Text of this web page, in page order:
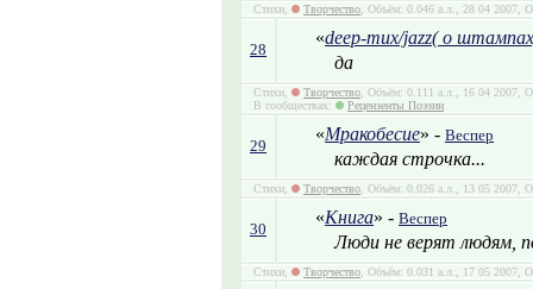
Стихи, Творчество , Объём: 0.046 а.л., 28 04 2007,
28
«deep-тих/jazz( о
да
Стихи, Творчество , Объём: 0.111 а.л., 16 04 2007,
В сообществах:
Рецензенты Поэзии
29
«Мракобесие» - Веспер
каждая строчка...
Стихи, Творчество , Объём: 0.026 а.л., 13 05 2007,
30
«Книга» - Веспер
Люди не верят людям,
Стихи, Творчество , Объём: 0.031 а.л., 17 05 2007,